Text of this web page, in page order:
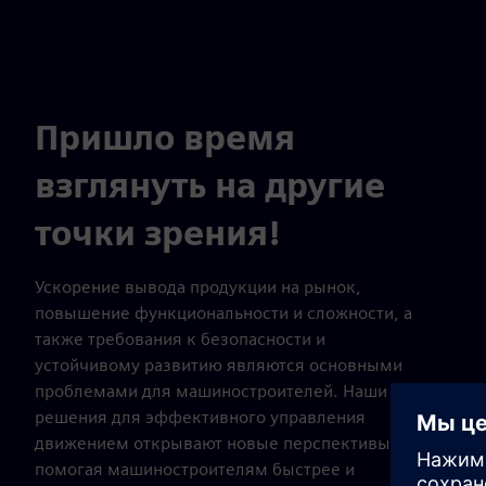
Пришло время
взглянуть на другие
точки зрения!
Ускорение вывода продукции на рынок,
повышение функциональности и сложности, а
также требования к безопасности и
устойчивому развитию являются основными
проблемами для машиностроителей. Наши
решения для эффективного управления
движением открывают новые перспективы,
помогая машиностроителям быстрее и